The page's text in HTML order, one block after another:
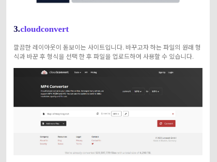
3.cloudconvert
깔끔한 레이아웃이 돋보이는 사이트입니다. 바꾸고자 하는 파일의 원래 형
식과 바꾼 후 형식을 선택 한 후 파일을 업로드하여 사용할 수 있습니다.